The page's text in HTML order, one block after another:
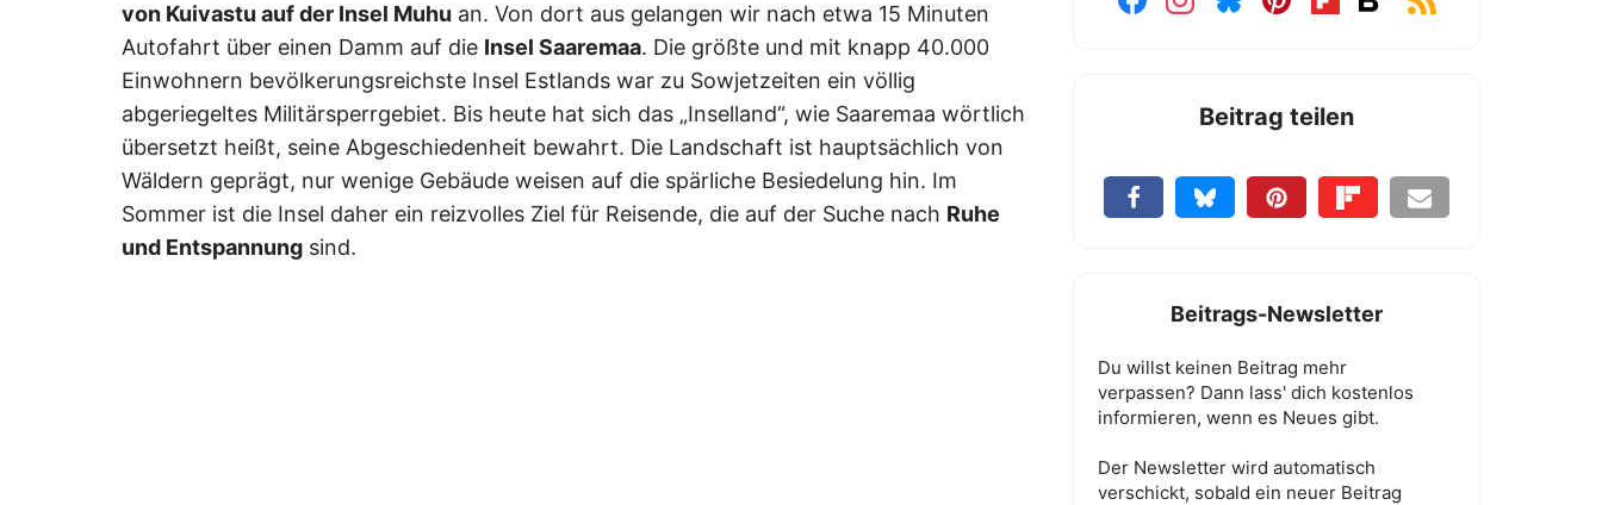
von Kuivastu auf der Insel Muhu an. Von dort aus gelangen wir nach etwa 15 Minuten
Autofahrt über einen Damm auf die Insel Saaremaa. Die größte und mit knapp 40.000
Einwohnern bevölkerungsreichste Insel Estlands war zu Sowjetzeiten ein völlig
abgeriegeltes Militärsperrgebiet. Bis heute hat sich das „Inselland“, wie Saaremaa wörtlich
übersetzt heißt, seine Abgeschiedenheit bewahrt. Die Landschaft ist hauptsächlich von
Wäldern geprägt, nur wenige Gebäude weisen auf die spärliche Besiedelung hin. Im
Sommer ist die Insel daher ein reizvolles Ziel für Reisende, die auf der Suche nach Ruhe
und Entspannung sind.
Beitrag teilen
Beitrags-Newsletter
Du willst keinen Beitrag mehr
verpassen? Dann lass' dich kostenlos
informieren, wenn es Neues gibt.
Der Newsletter wird automatisch
verschickt, sobald ein neuer Beitrag